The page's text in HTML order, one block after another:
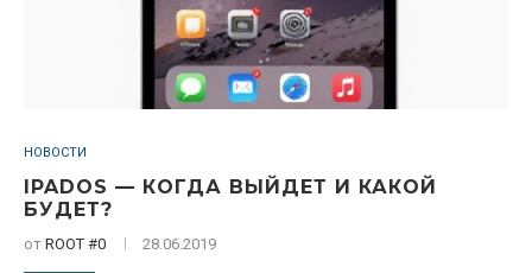
НОВОСТИ
IPADOS — КОГДА ВЫЙДЕТ И КАКОЙ
БУДЕТ?
от ROOT #0 28.06.2019